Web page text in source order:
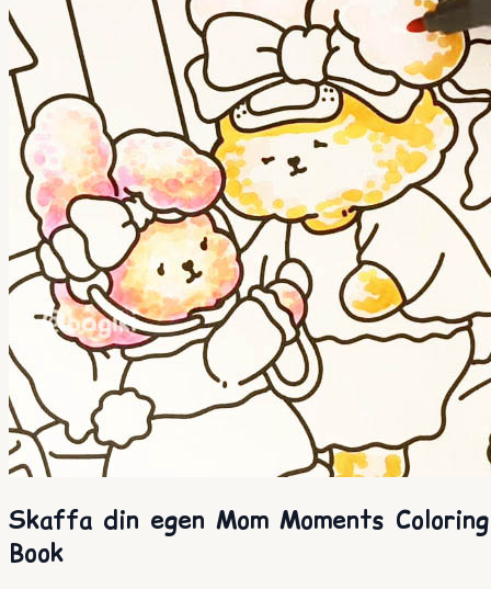
Skaffa din egen Mom Moments Coloring
Book